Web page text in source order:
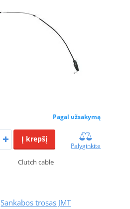
Pagal užsakymą
Į krepšį
Palyginkite
Clutch cable
Sankabos trosas JMT